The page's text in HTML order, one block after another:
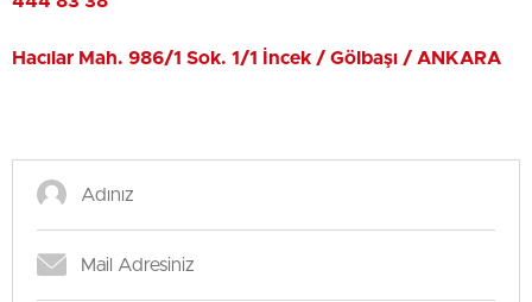
Hacılar Mah. 986/1 Sok. 1/1 İncek / Gölbaşı / ANKARA